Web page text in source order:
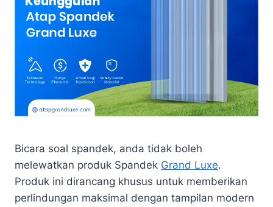
Bicara soal spandek, anda tidak boleh
melewatkan produk Spandek Grand Luxe.
Produk ini dirancang khusus untuk memberikan
perlindungan maksimal dengan tampilan modern